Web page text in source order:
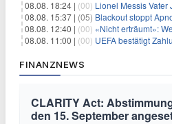
08.08. 18:24 | (00) Lionel Messis Vater
08.08. 15:37 | (05) Blackout stoppt
08.08. 12:40 | (00) «Nicht erträumt»:
08.08. 11:00 | (00) UEFA bestätigt
FINANZNEWS
CLARITY Act:
den 15. September